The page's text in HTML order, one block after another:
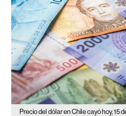
Precio del dólar en Chile cayó hoy, 15